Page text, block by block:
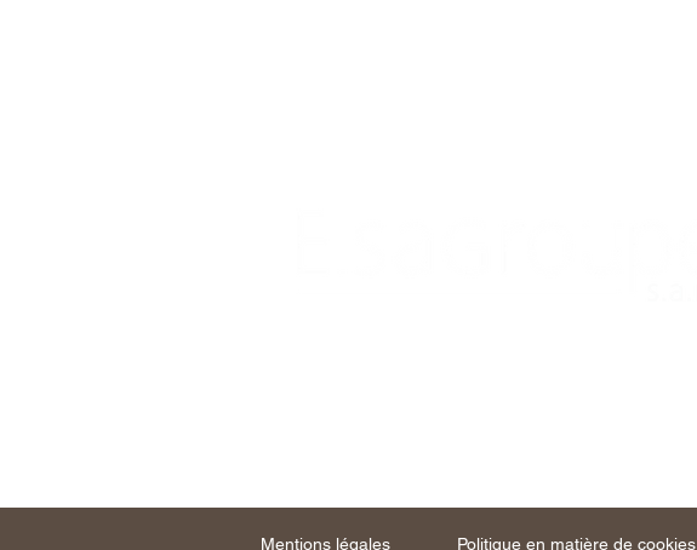
Mentions légales Politique en matière de cookies